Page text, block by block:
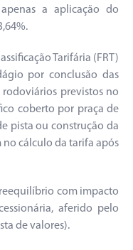
a aplicação do
Tarifária (FRT)
por conclusão das
previstos no
coberto por praça de
pista ou construção da
no cálculo da tarifa após
com impacto
aferido pelo
de valores).